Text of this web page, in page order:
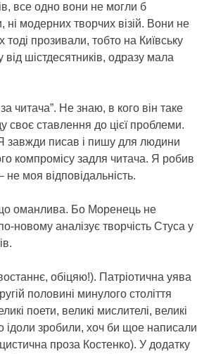
все одно вони не могли б
ні модерних творчих візій. Вони не
тоді прозивали, тобто на Київську
шістдесятників, одразу мала
читача”. Не знаю, в кого він таке
своє ставлення до цієї проблеми.
завжди писав і пишу для людини
компромісу задля читача. Я робив
моя відповідальність.
оманлива. Бо Моренець не
новому аналізує творчість Стуса у
обіцяю!). Патріотична уява
половині минулого століття
поети, великі мислителі, великі
ідоли зробили, хоч би щое написали
проза Костенко). У додатку